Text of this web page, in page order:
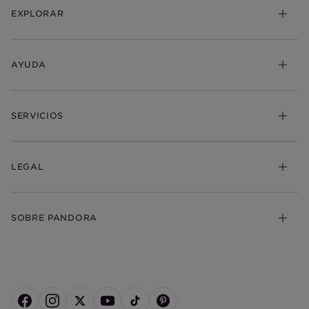
EXPLORAR
AYUDA
SERVICIOS
LEGAL
SOBRE PANDORA